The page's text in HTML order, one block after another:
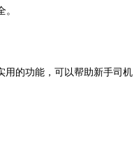
用的功能，可以帮助新手司机